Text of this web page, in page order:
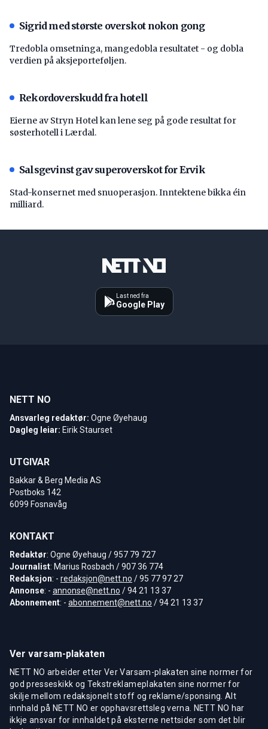
Sigrid med største overskot nokon gong
Tredobla omsetninga, mangedobla resultatet - og dobla
verdien på aksjeporteføljen.
Rekordoverskudd fra hotell
Eierne av Stryn Hotel kan lene seg på gode resultat for
søsterhotell i Lærdal.
Salsgevinst gav superoverskot for Ervik
Stad-konsernet med snuoperasjon. Inntektene bikka éin
milliard.
Last ned fra
Google Play
NETT NO
Ansvarleg redaktør: Ogne Øyehaug
Dagleg leiar: Eirik Staurset
UTGIVAR
Bakkar & Berg Media AS
Postboks 142
6099 Fosnavåg
KONTAKT
Redaktør: Ogne Øyehaug / 957 79 727
Journalist: Marius Rosbach / 907 36 774
Redaksjon: - redaksjon@nett.no / 95 77 97 27
Annonse: - annonse@nett.no / 94 21 13 37
Abonnement: - abonnement@nett.no / 94 21 13 37
Ver varsam-plakaten
NETT NO arbeider etter Ver Varsam-plakaten sine normer for
god presseskikk og Tekstreklameplakaten sine normer for
skilje mellom redaksjonelt stoff og reklame/sponsing. Alt
innhald på NETT NO er opphavsrettsleg verna. NETT NO har
ikkje ansvar for innhaldet på eksterne nettsider som det blir